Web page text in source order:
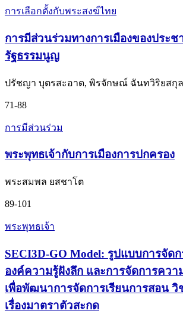
การเลือกตั้งกับพระสงฆ์ไทย
การมีส่วนร่วมทางการเมืองของประ
รัฐธรรมนูญ
ปรัชญา บุตรสะอาด, พิรจักษณ์ ฉันทวิริยสกุ
71-88
การมีส่วนร่วม
พระพุทธเจ้ากับการเมืองการปกครอง
พระสมพล ยสชาโต
89-101
พระพุทธเจ้า
SECI3D-GO Model: รูปแบบการจัดก
องค์ความรู้ฝังลึก และการจัดการควา
เพื่อพัฒนาการจัดการเรียนการสอน
เรื่องมาตราตัวสะกด